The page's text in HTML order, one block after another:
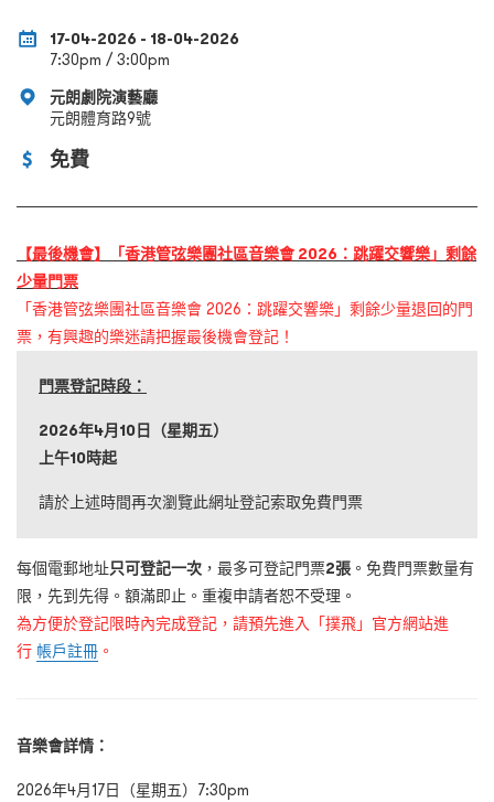
17-04-2026 - 18-04-2026
7:30pm / 3:00pm
元朗劇院演藝廳
元朗體育路9號
免費
【最後機會】「香港管弦樂團社區音樂會 2026：跳躍交響樂」剩餘
少量門票
「香港管弦樂團社區音樂會 2026：跳躍交響樂」剩餘少量退回的門
票，有興趣的樂迷請把握最後機會登記！
門票登記時段：
2026年4月10日（星期五）
上午10時起
請於上述時間再次瀏覽此網址登記索取免費門票
每個電郵地址只可登記一次 ，最多可登記門票2張 。免費門票數量有
限，先到先得。額滿即止。重複申請者恕不受理。
為方便於登記限時內完成登記，請預先進入「撲飛」官方網站進
行 帳戶註冊 。
音樂會詳情：
2026年4月17日（星期五）7:30pm